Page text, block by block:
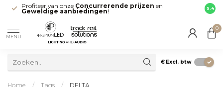
Profiteer van onze Concurrerende prijzen en
Geweldige aanbiedingen! direct
9.4
MENU
0
€ Excl. btw
Home / Tags / DELTA